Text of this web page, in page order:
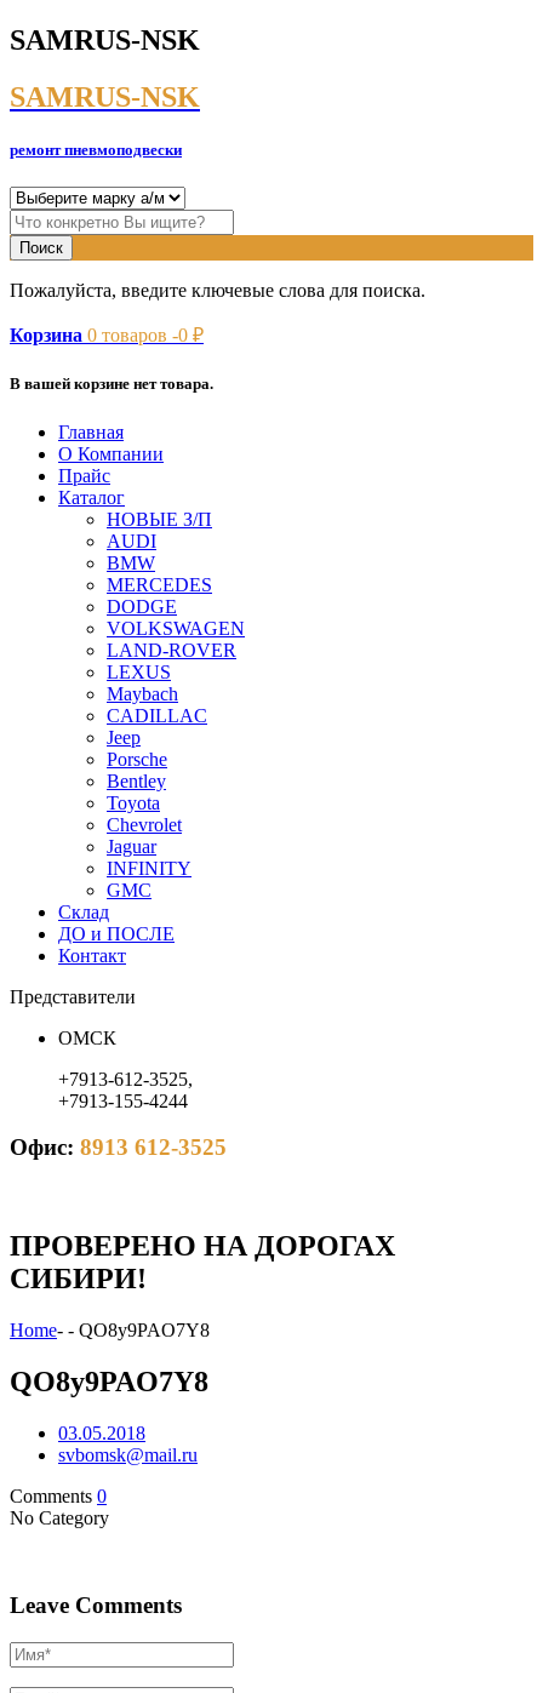
SAMRUS-NSK
SAMRUS-NSK
ремонт пневмоподвески
Пожалуйста, введите ключевые слова для поиска.
Корзина 0 товаров -0 ₽
В вашей корзине нет товара.
Главная
О Компании
Прайс
Каталог
НОВЫЕ З/П
AUDI
BMW
MERCEDES
DODGE
VOLKSWAGEN
LAND-ROVER
LEXUS
Maybach
CADILLAC
Jeep
Porsche
Bentley
Toyota
Chevrolet
Jaguar
INFINITY
GMC
Склад
ДО и ПОСЛЕ
Контакт
Представители
ОМСК
+7913-612-3525,
+7913-155-4244
Офис: 8913 612-3525
ПРОВЕРЕНО НА ДОРОГАХ
СИБИРИ!
Home- - QO8y9PAO7Y8
QO8y9PAO7Y8
03.05.2018
svbomsk@mail.ru
Comments 0
No Category
Leave Comments